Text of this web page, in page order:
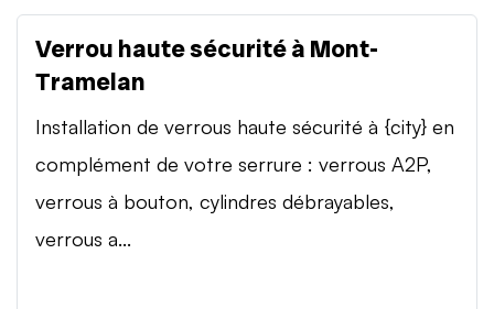
Verrou haute sécurité à Mont-
Tramelan
Installation de verrous haute sécurité à {city} en
complément de votre serrure : verrous A2P,
verrous à bouton, cylindres débrayables,
verrous a...